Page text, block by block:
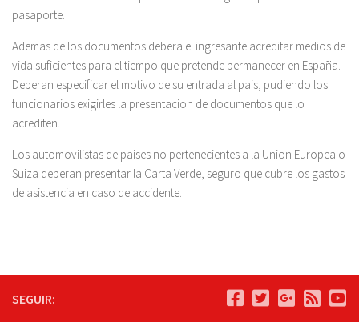
pasaporte.
Ademas de los documentos debera el ingresante acreditar medios de
vida suficientes para el tiempo que pretende permanecer en España.
Deberan especificar el motivo de su entrada al pais, pudiendo los
funcionarios exigirles la presentacion de documentos que lo
acrediten.
Los automovilistas de paises no pertenecientes a la Union Europea o
Suiza deberan presentar la Carta Verde, seguro que cubre los gastos
de asistencia en caso de accidente.
SEGUIR: